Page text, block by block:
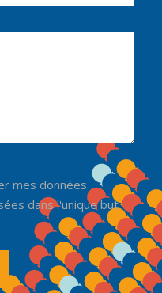
mes données
dans l'unique but